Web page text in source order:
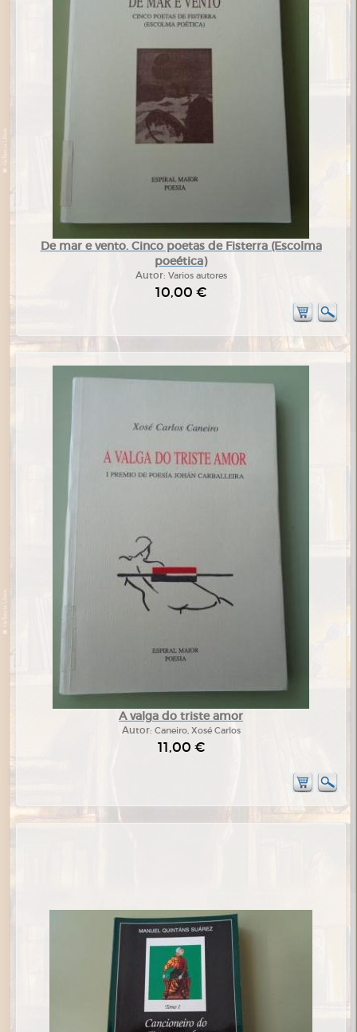
De mar e vento. Cinco poetas de Fisterra (Escolma
poeética)
Autor: Varios autores
10,00 €
A valga do triste amor
Autor: Caneiro, Xosé Carlos
11,00 €